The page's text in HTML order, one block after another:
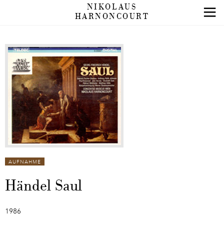
NIKOLAUS
HARNONCOURT
AUFNAHME
Händel Saul
1986